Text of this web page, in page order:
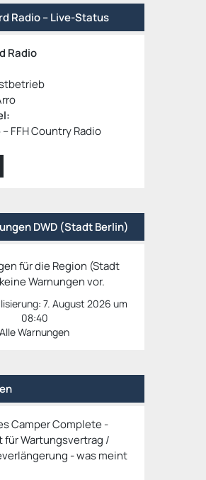
Radio – Live-Status
Radio
FFH Country Radio
DWD (Stadt Berlin)
für die Region (Stadt
Warnungen vor.
7. August 2026 um
08:40
Alle Warnungen
Camper Complete -
für Wartungsvertrag /
- was meint